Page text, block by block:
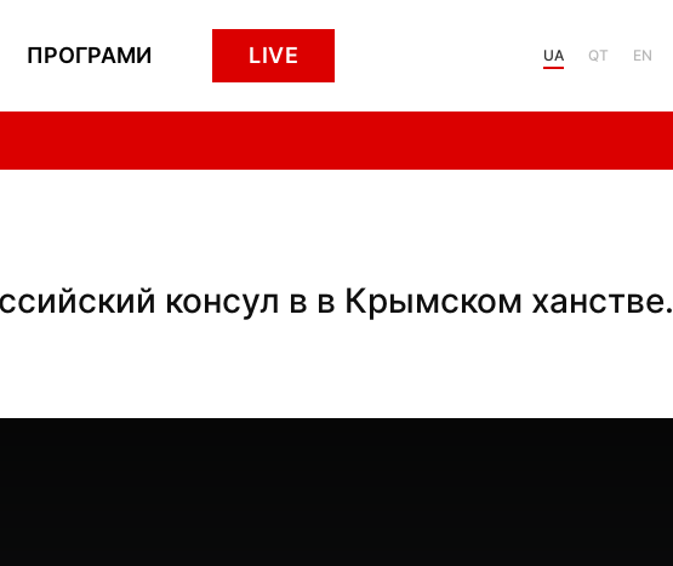
ПРОГРАМИ LIVE UA QT EN
консул в в Крымском ханстве.